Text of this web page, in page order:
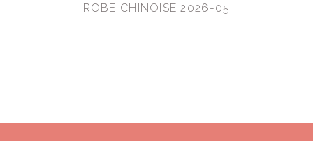
ROBE CHINOISE 2026-05